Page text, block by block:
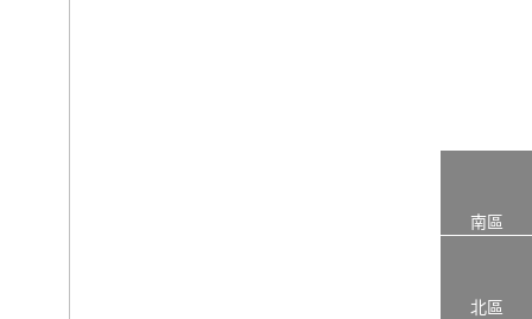
南區
北區